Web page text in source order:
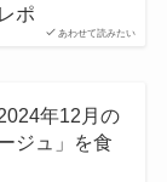
あわせて読みたい
ポ
年12月の
ジュ」を食